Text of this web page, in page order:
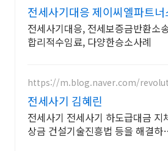
전세사기대응 제이씨엘파트너
전세사기대응, 전세보증금반환소
합리적수임료, 다양한승소사례
https://m.blog.naver.com/
전세사기 김혜린
전세사기 전세사기 하도급대금 지
상금 건설기술진흥법 등을 해결하